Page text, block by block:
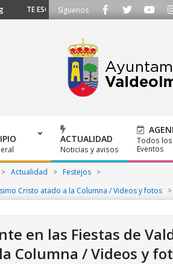
TE ESCUCHAMOS - Llámanos al 91 620 21
Síguenos
ACTUALIDAD
Noticias y avisos
Todos los
Eventos
> Actualidad > Festejos
>
Cristo atado a la Columna / Videos y fotos >
en las Fiestas de
Columna / Videos y